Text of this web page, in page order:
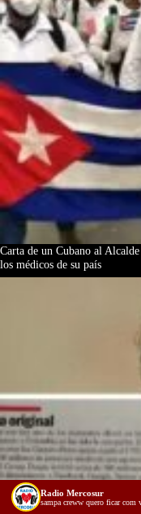
Carta de un Cubano al
los médicos de su país
Radio Mercosur
sampa creww quero ficar com